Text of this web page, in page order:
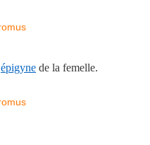
épigyne de la femelle.